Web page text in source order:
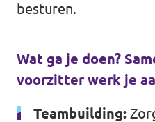
Doe mee!
besturen.
Wat ga je doen?
voorzitter werk je
Teambuilding: